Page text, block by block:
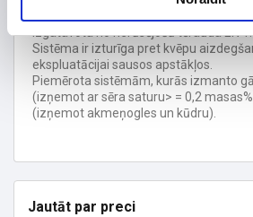
Darba temperatūra <= 600 ° C.
Izgatavota no nerūsējošā tērauda EN
Sistēma ir izturīga pret kvēpu
ekspluatācijai sausos apstākļos.
Piemērota sistēmām, kurās izmanto
(izņemot ar sēra saturu> = 0,2
(izņemot akmeņogles un kūdru).
Jautāt par preci